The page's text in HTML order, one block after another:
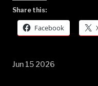
Share this:
Facebook
Jun 15 2026